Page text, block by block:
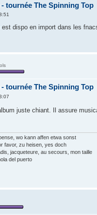
tournée The Spinning Top
est dispo en import dans les
tournée The Spinning Top
juste chiant. Il assure
wo kann affen etwa sonst
favor, zu heisen, yes doch
jacqueteure, au secours, mon taille
del puerto